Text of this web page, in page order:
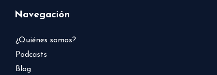
Navegación
¿Quiénes somos?
Podcasts
Blog